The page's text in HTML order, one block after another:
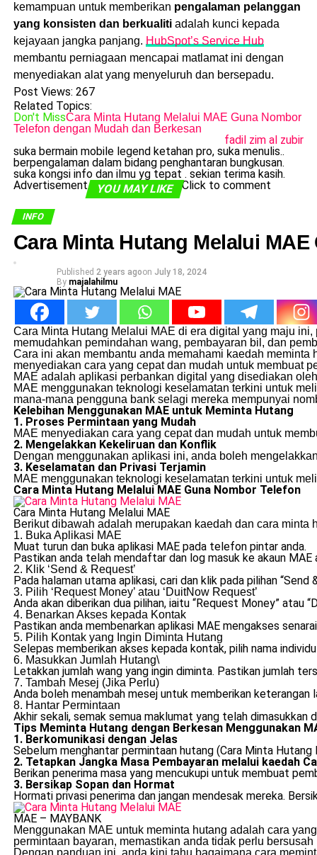
kemampuan untuk memberikan pengalaman pelanggan
yang konsisten dan berkualitiadalah kunci kepada
kejayaan jangka panjang. HubSpot’s Service Hub
membantu perniagaan mencapai matlamat ini dengan
menyediakan alat yang menyeluruh dan bersepadu.
Post Views: 267
Related Topics:
Don't MissCara Minta Hutang Melalui MAE Guna Nombor
Telefon dengan Mudah dan Berkesan
fadil zim al zubir
suka bermain mobile legend ketahan pro, suka menulis..
berpengalaman dalam bidang penghantaran bungkusan.
suka kongsi info dan ilmu yg tepat . sekian terima kasih.
Advertisement
YOU MAY LIKE Click to comment
INFO
Cara Minta Hutang Melalui
Published 2 years agoon July 18, 2024
By majalahilmu
Cara Minta Hutang Melalui MAE di era digital yang maju
memudahkan pemindahan wang, pembayaran bil, dan
Cara ini akan membantu anda memahami kaedah
menyediakan cara yang cepat dan mudah untuk membuat
MAE adalah aplikasi perbankan digital yang disediakan
MAE menggunakan teknologi keselamatan terkini untuk
mana-mana pengguna bank selagi mereka mempunyai
Kelebihan Menggunakan MAE untuk Meminta Hutang
1. Proses Permintaan yang Mudah
MAE menyediakan cara yang cepat dan mudah untuk
2. Mengelakkan Kekeliruan dan Konflik
Dengan menggunakan aplikasi ini, anda boleh
3. Keselamatan dan Privasi Terjamin
MAE menggunakan teknologi keselamatan terkini untuk
Cara Minta Hutang Melalui MAE Guna Nombor Telefon
Cara Minta Hutang Melalui MAE
Berikut dibawah adalah merupakan kaedah dan cara
1. Buka Aplikasi MAE
Muat turun dan buka aplikasi MAE pada telefon pintar anda.
Pastikan anda telah mendaftar dan log masuk ke akaun MAE
2. Klik ‘Send & Request’
Pada halaman utama aplikasi, cari dan klik pada pilihan “Send
3. Pilih ‘Request Money’ atau ‘DuitNow Request’
Anda akan diberikan dua pilihan, iaitu “Request Money” atau
4. Benarkan Akses kepada Kontak
Pastikan anda membenarkan aplikasi MAE mengakses
5. Pilih Kontak yang Ingin Diminta Hutang
Selepas memberikan akses kepada kontak, pilih nama
6. Masukkan Jumlah Hutang\
Letakkan jumlah wang yang ingin diminta. Pastikan jumlah
7. Tambah Mesej (Jika Perlu)
Anda boleh menambah mesej untuk memberikan
8. Hantar Permintaan
Akhir sekali, semak semua maklumat yang telah dimasukkan
Tips Meminta Hutang dengan Berkesan Menggunakan
1. Berkomunikasi dengan Jelas
Sebelum menghantar permintaan hutang (Cara Minta
2. Tetapkan Jangka Masa Pembayaran melalui kaedah
Berikan penerima masa yang mencukupi untuk membuat
3. Bersikap Sopan dan Hormat
Hormati privasi penerima dan jangan mendesak mereka.
MAE – MAYBANK
Menggunakan MAE untuk meminta hutang adalah cara
permintaan bayaran, memastikan anda tidak perlu
Dengan panduan ini, anda kini tahu bagaimana cara